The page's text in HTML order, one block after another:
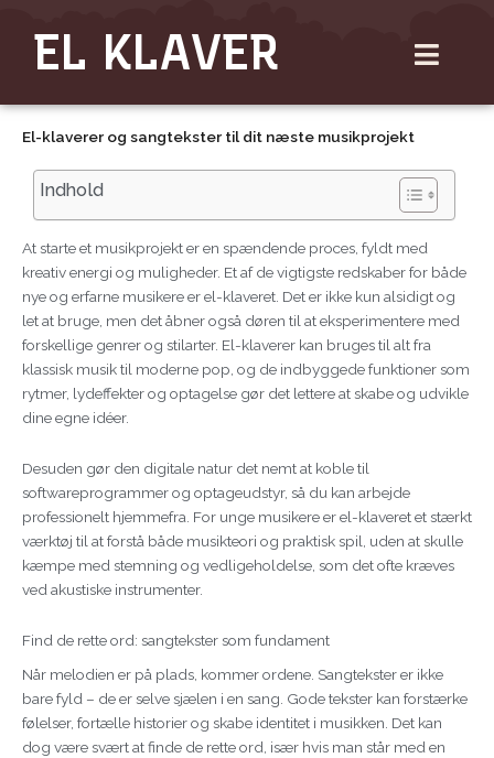
indholdetEL KLAVER
El-klaverer og sangtekster til dit næste musikprojekt
Indhold
At starte et musikprojekt er en spændende proces, fyldt med
kreativ energi og muligheder. Et af de vigtigste redskaber for både
nye og erfarne musikere er el-klaveret. Det er ikke kun alsidigt og
let at bruge, men det åbner også døren til at eksperimentere med
forskellige genrer og stilarter. El-klaverer kan bruges til alt fra
klassisk musik til moderne pop, og de indbyggede funktioner som
rytmer, lydeffekter og optagelse gør det lettere at skabe og udvikle
dine egne idéer.
Desuden gør den digitale natur det nemt at koble til
softwareprogrammer og optageudstyr, så du kan arbejde
professionelt hjemmefra. For unge musikere er el-klaveret et stærkt
værktøj til at forstå både musikteori og praktisk spil, uden at skulle
kæmpe med stemning og vedligeholdelse, som det ofte kræves
ved akustiske instrumenter.
Find de rette ord: sangtekster som fundament
Når melodien er på plads, kommer ordene. Sangtekster er ikke
bare fyld – de er selve sjælen i en sang. Gode tekster kan forstærke
følelser, fortælle historier og skabe identitet i musikken. Det kan
dog være svært at finde de rette ord, især hvis man står med en